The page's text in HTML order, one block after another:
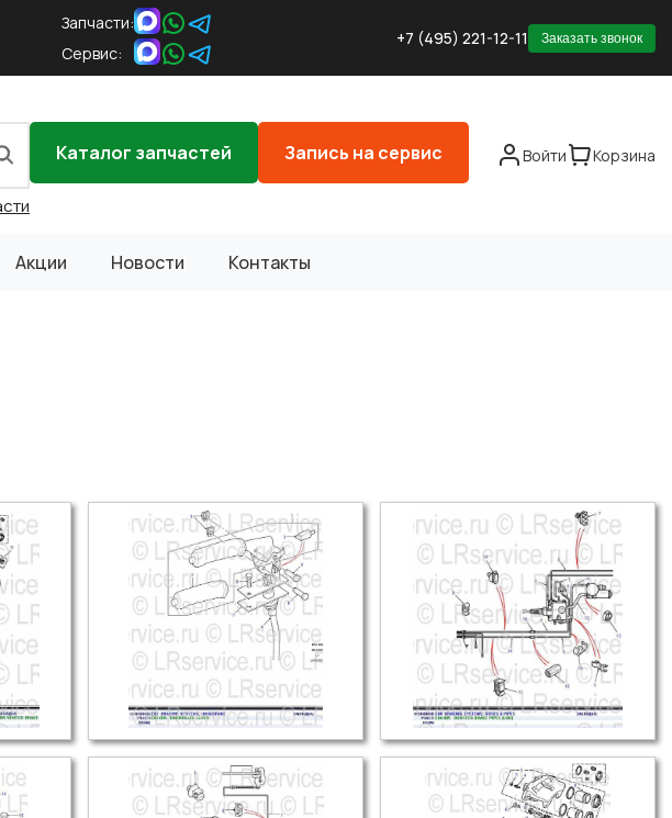
Запчасти:
Сервис:
+7 (495) 221-12-11 Заказать звонок
Каталог запчастей Запись на сервис Войти Корзина
Акции Новости Контакты